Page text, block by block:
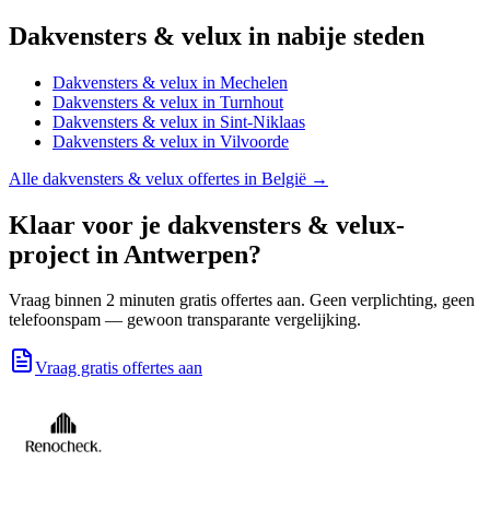
Dakvensters & velux in nabije steden
Dakvensters & velux in Mechelen
Dakvensters & velux in Turnhout
Dakvensters & velux in Sint-Niklaas
Dakvensters & velux in Vilvoorde
Alle dakvensters & velux offertes in België →
Klaar voor je dakvensters & velux-
project in Antwerpen?
Vraag binnen 2 minuten gratis offertes aan. Geen verplichting, geen
telefoonspam — gewoon transparante vergelijking.
Vraag gratis offertes aan